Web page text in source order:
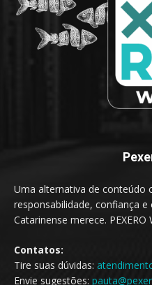
Uma alternativa de conteúdo
responsabilidade, confiança
Catarinense merece.
Contatos:
Tire suas dúvidas:
Envie sugestões: